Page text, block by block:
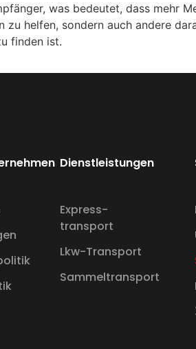
was bedeutet, dass mehr
zu helfen, sondern auch andere
finden ist.
Dienstleistungen
Express-
transport
Lkw-Transport
Sammeltransport